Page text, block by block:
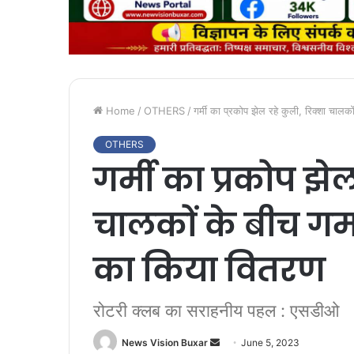
Home / OTHERS / गर्मी का प्रकोप झेल रहे कुली, रिक्शा
OTHERS
गर्मी का प्रकोप
चालकों के बीच
का किया वितरण
रोटरी क्लब का सराहनीय पहल : एसडीओ
News Vision Buxar June 5, 2023